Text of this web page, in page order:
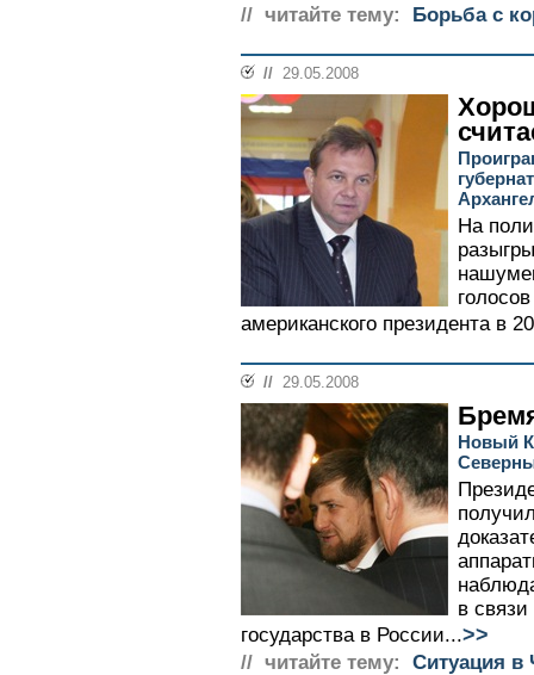
// читайте тему:
Борьба с
// 29.05.2008
На
американского президента в
// 29.05.2008
Новый
в
государства в России...>>
// читайте тему: Ситуация в